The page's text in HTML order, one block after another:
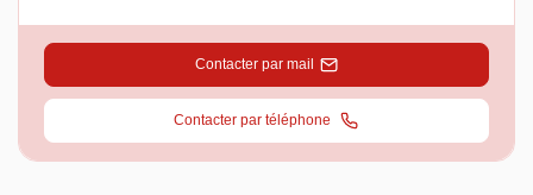
Contacter par mail
Contacter par téléphone